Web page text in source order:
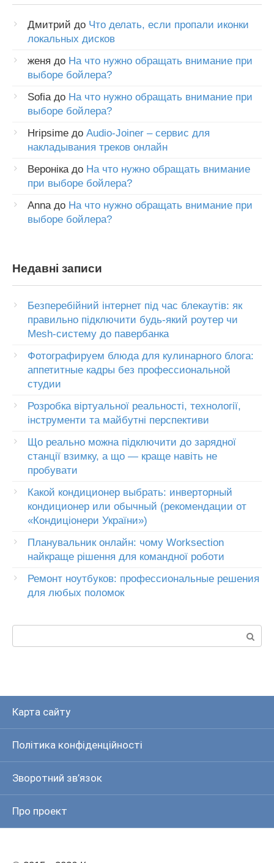
Дмитрий до Что делать, если пропали иконки
локальных дисков
женя до На что нужно обращать внимание при
выборе бойлера?
Sofiaдо На что нужно обращать внимание при
выборе бойлера?
Hripsime до Audio-Joiner – сервис для
накладывания треков онлайн
Веронікадо На что нужно обращать внимание
при выборе бойлера?
Annaдо На что нужно обращать внимание при
выборе бойлера?
Недавні записи
Безперебійний інтернет під час блекаутів: як
правильно підключити будь-який роутер чи
Mesh-систему до павербанка
Фотографируем блюда для кулинарного блога:
аппетитные кадры без профессиональной
студии
Розробка віртуальної реальності, технології,
інструменти та майбутні перспективи
Що реально можна підключити до зарядної
станції взимку, а що — краще навіть не
пробувати
Какой кондиционер выбрать: инверторный
кондиционер или обычный (рекомендации от
«Кондиціонери України»)
Планувальник онлайн: чому Worksection
найкраще рішення для командної роботи
Ремонт ноутбуков: профессиональные решения
для любых поломок
Карта сайту
Політика конфіденційності
Зворотний зв’язок
Про проект